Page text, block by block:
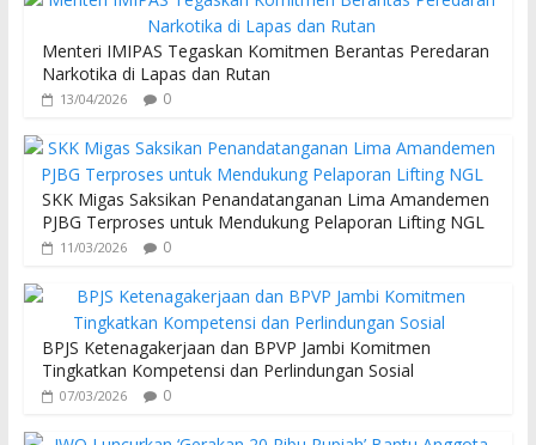
Menteri IMIPAS Tegaskan Komitmen Berantas Peredaran
Narkotika di Lapas dan Rutan
13/04/2026 0
SKK Migas Saksikan Penandatanganan Lima Amandemen
PJBG Terproses untuk Mendukung Pelaporan Lifting NGL
11/03/2026 0
BPJS Ketenagakerjaan dan BPVP Jambi Komitmen
Tingkatkan Kompetensi dan Perlindungan Sosial
07/03/2026 0